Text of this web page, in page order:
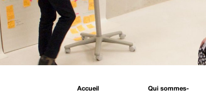
Accueil Qui sommes-